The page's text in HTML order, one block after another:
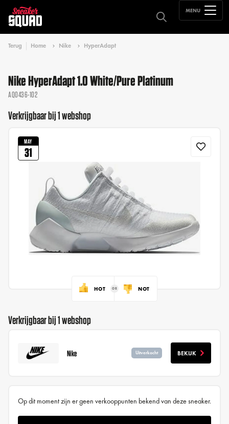
MENU
Terug Home Nike HyperAdapt
Nike HyperAdapt 1.0 White/Pure Platinum
AQ0436-102
Verkrijgbaar bij 1 webshop
MAY
31
HOT NOT
Verkrijgbaar bij 1 webshop
Nike Uitverkocht BEKIJK
Op dit moment zijn er geen verkooppunten bekend van deze sneaker.